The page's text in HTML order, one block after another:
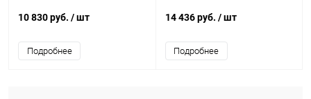
10 830 руб. / шт
Подробнее
14 436 руб. / шт
Подробнее